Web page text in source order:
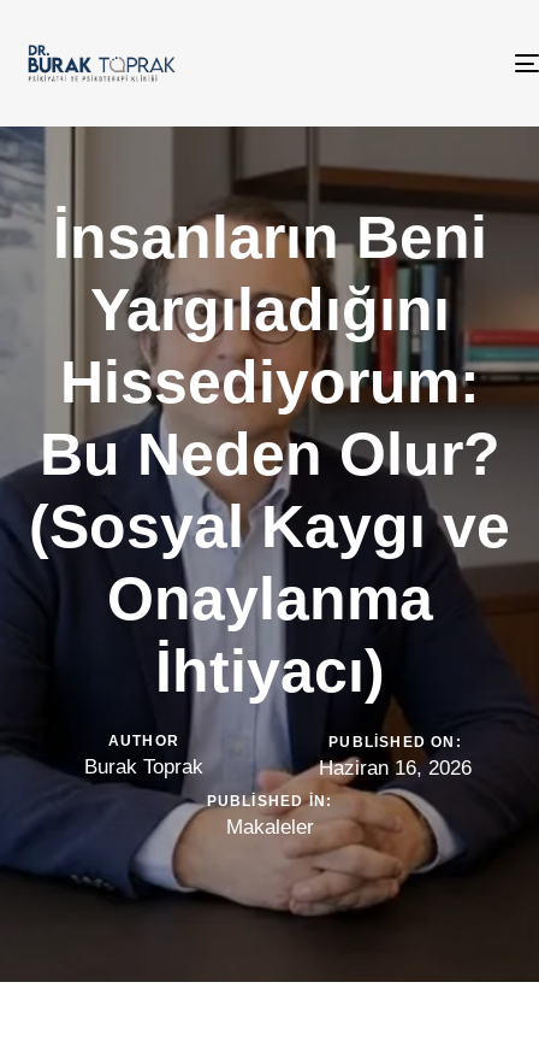
İnsanların Beni
Yargıladığını
Hissediyorum:
Bu Neden Olur?
(Sosyal Kaygı ve
Onaylanma
İhtiyacı)
AUTHOR
Burak Toprak
PUBLISHED ON:
Haziran 16, 2026
PUBLISHED IN:
Makaleler